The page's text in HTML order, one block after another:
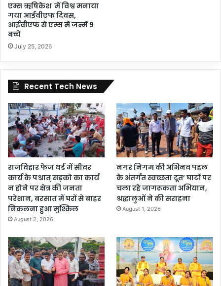
एम्स ऋषिकेश में विश्व मनाया
गया आईवीएफ दिवस,
आईवीएफ से एम्स में जन्में 9
बच्चे
July 25, 2026
Recent Tech News
राजविहार फेज थर्ड में सीवर
कार्य के पश्चात् सड़को का कार्य
न होने पर क्षेत्र की जनता
परेशान, बरसात में घरों से बाहर
निकलना हुआ मुश्किल
August 2, 2026
नगर निगम की अभिनव पहल
के अंतर्गत स्वच्छता दूत’ घाटों पर
चला रहे जागरूकता अभियान,
श्रद्धालुओं ने की सराहना
August 1, 2026